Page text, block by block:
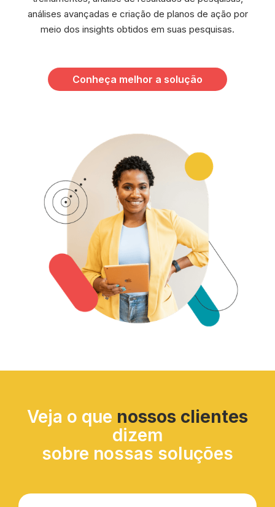
análises avançadas e criação de planos de ação por
meio dos insights obtidos em suas pesquisas.
Conheça melhor a solução
Veja o que nossos clientes
dizem
sobre nossas soluções